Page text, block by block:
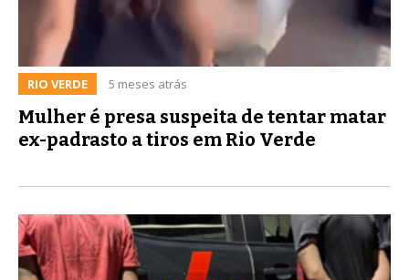
RIO VERDE 5 meses atrás
Mulher é presa suspeita de tentar matar
ex-padrasto a tiros em Rio Verde